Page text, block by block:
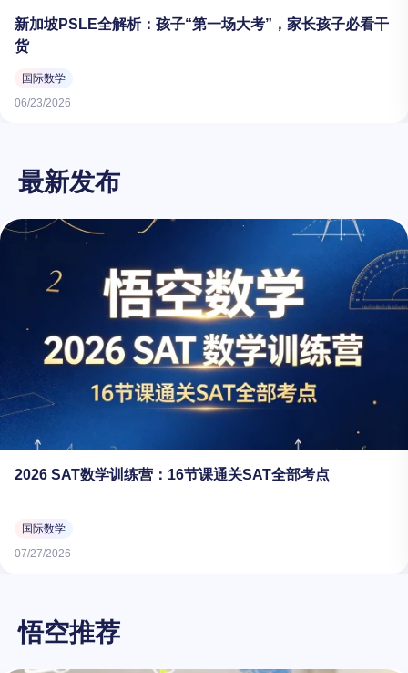
新加坡PSLE全解析：孩子“第一场大考”，家长孩子必看干
货
国际数学
06/23/2026
最新发布
2026 SAT数学训练营：16节课通关SAT全部考点
国际数学
07/27/2026
悟空推荐